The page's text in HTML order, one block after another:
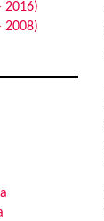
2016)
2008)